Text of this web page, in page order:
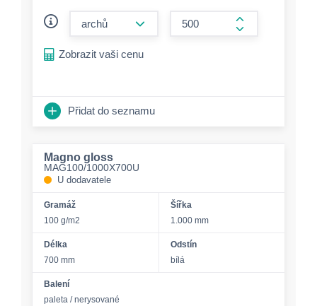
form.increase-
Zobrazit vaši cenu
Přidat do seznamu
Magno gloss
MAG100/1000X700U
U dodavatele
Gramáž
100 g/m2
Šířka
1.000 mm
Délka
700 mm
Odstín
bílá
Balení
paleta / nerysované